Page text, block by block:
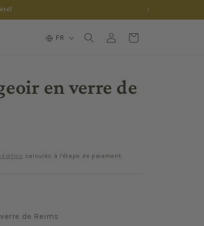
L
g
u
FR ConnexionPanier
en verre de
calculés à l'étape de paiement.
de Reims